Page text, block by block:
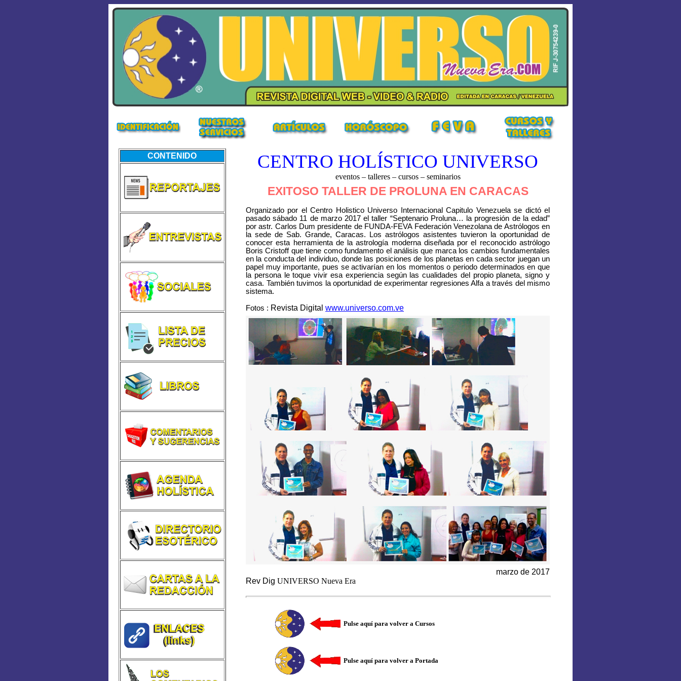
CONTENIDO CENTRO HOLÍSTICO UNIVERSO
eventos – talleres – cursos – seminarios
EXITOSO TALLER DE PROLUNA EN CARACAS
Organizado por el Centro Holistico Universo Internacional Capitulo Venezuela se dictó el
pasado sábado 11 de marzo 2017 el taller “Septenario Proluna… la progresión de la edad”
por astr. Carlos Dum presidente de FUNDA-FEVA Federación Venezolana de Astrólogos en
la sede de Sab. Grande, Caracas. Los astrólogos asistentes tuvieron la oportunidad de
conocer esta herramienta de la astrología moderna diseñada por el reconocido astrólogo
Boris Cristoff que tiene como fundamento el análisis que marca los cambios fundamentales
en la conducta del individuo, donde las posiciones de los planetas en cada sector juegan un
papel muy importante, pues se activarían en los momentos o periodo determinados en que
la persona le toque vivir esa experiencia según las cualidades del propio planeta, signo y
casa. También tuvimos la oportunidad de experimentar regresiones Alfa a través del mismo
sistema.
Fotos : Revista Digital www.universo.com.ve
marzo de 2017
Rev Dig UNIVERSO Nueva Era
Pulse aquí para volver a Cursos
Pulse aquí para volver a Portada